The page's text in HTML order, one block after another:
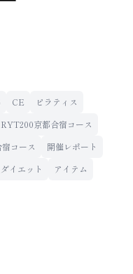
CE
ピラティス
RYT200京都合宿コース
コース
開催レポート
ダイエット
アイテム